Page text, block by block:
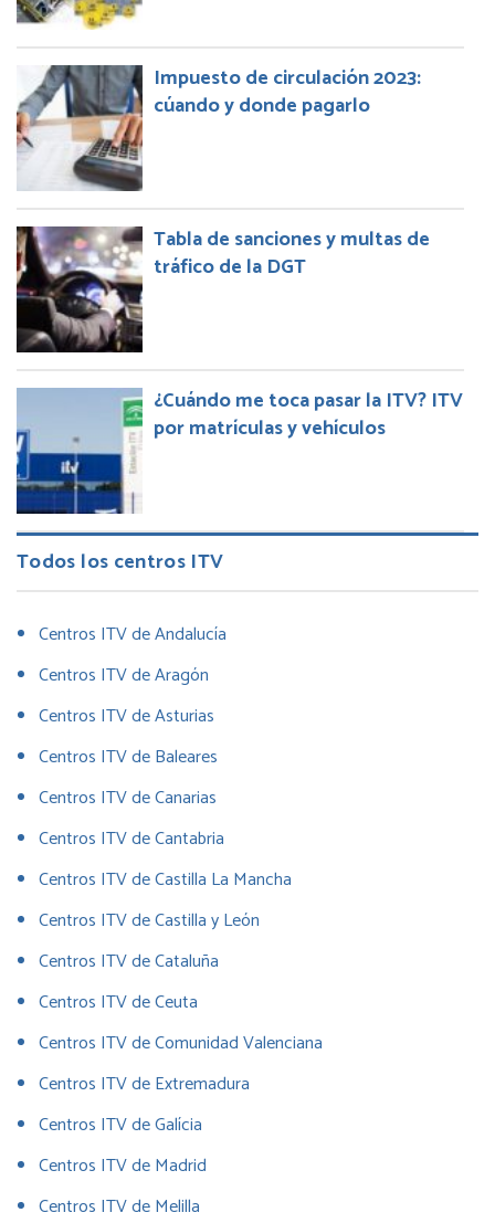
Impuesto de circulación 2023:
cúando y donde pagarlo
Tabla de sanciones y multas de
tráfico de la DGT
¿Cuándo me toca pasar la ITV? ITV
por matrículas y vehículos
Todos los centros ITV
Centros ITV de Andalucía
Centros ITV de Aragón
Centros ITV de Asturias
Centros ITV de Baleares
Centros ITV de Canarias
Centros ITV de Cantabria
Centros ITV de Castilla La Mancha
Centros ITV de Castilla y León
Centros ITV de Cataluña
Centros ITV de Ceuta
Centros ITV de Comunidad Valenciana
Centros ITV de Extremadura
Centros ITV de Galícia
Centros ITV de Madrid
Centros ITV de Melilla